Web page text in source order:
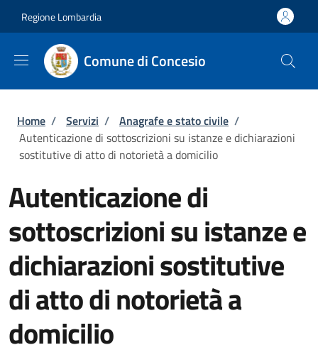
Regione Lombardia
Comune di Concesio
Briciole di pane
Home / Servizi / Anagrafe e stato civile /
Autenticazione di sottoscrizioni su istanze e dichiarazioni
sostitutive di atto di notorietà a domicilio
Autenticazione di
sottoscrizioni su istanze e
dichiarazioni sostitutive
di atto di notorietà a
domicilio